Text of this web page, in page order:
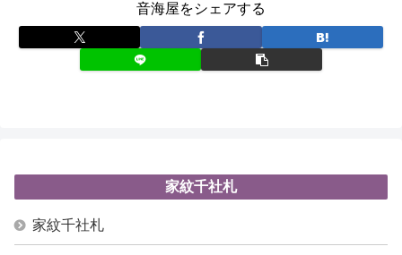
音海屋をシェアする
家紋千社札
家紋千社札